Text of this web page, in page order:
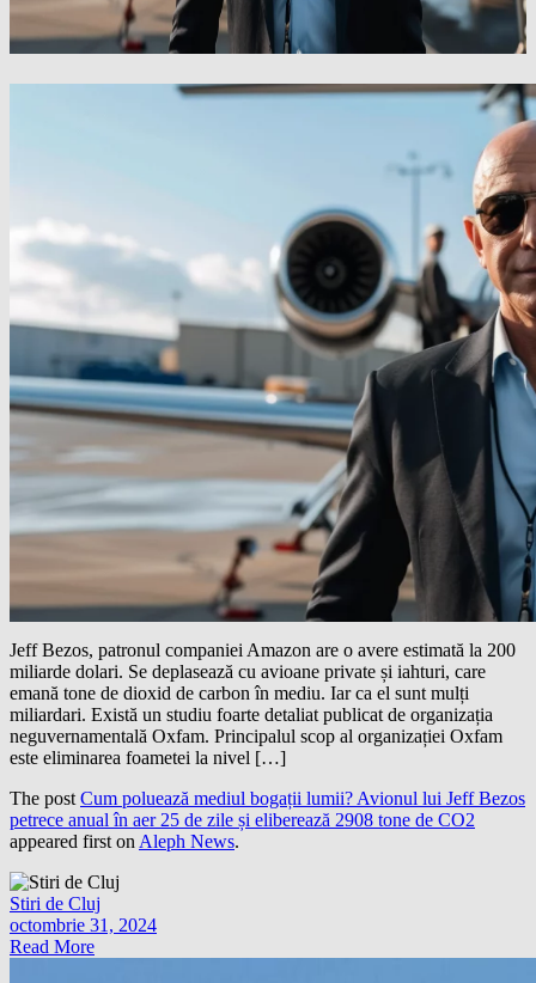
Jeff Bezos, patronul companiei Amazon are o avere estimată la 200
miliarde dolari. Se deplasează cu avioane private și iahturi, care
emană tone de dioxid de carbon în mediu. Iar ca el sunt mulți
miliardari. Există un studiu foarte detaliat publicat de organizația
neguvernamentală Oxfam. Principalul scop al organizației Oxfam
este eliminarea foametei la nivel […]
The post Cum poluează mediul bogații lumii? Avionul lui Jeff Bezos
petrece anual în aer 25 de zile și eliberează 2908 tone de CO2
appeared first on Aleph News.
Stiri de Cluj
octombrie 31, 2024
Read More